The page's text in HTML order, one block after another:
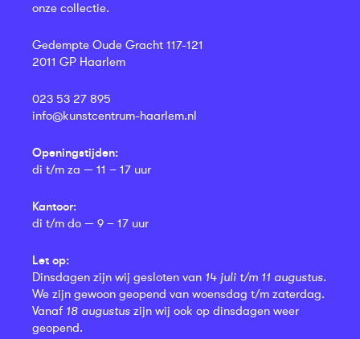
onze collectie.
Gedempte Oude Gracht 117-121
2011 GP Haarlem
023 53 27 895
info@kunstcentrum-haarlem.nl
Openingstijden:
di t/m za — 11 – 17 uur
Kantoor:
di t/m do — 9 – 17 uur
Let op:
Dinsdagen zijn wij gesloten van 14 juli t/m 11 augustus.
We zijn gewoon geopend van woensdag t/m zaterdag.
Vanaf 18 augustus zijn wij ook op dinsdagen weer
geopend.